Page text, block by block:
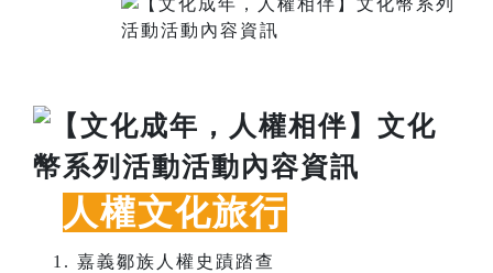
人權文化旅行
嘉義鄒族人權史蹟踏查